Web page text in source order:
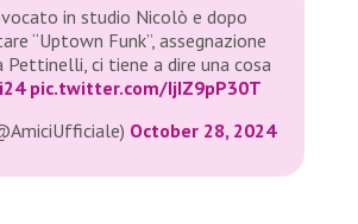
in studio Nicolò e dopo
“Uptown Funk”, assegnazione
Pettinelli, ci tiene a dire una cosa
pic.twitter.com/IjIZ9pP30T
October 28, 2024